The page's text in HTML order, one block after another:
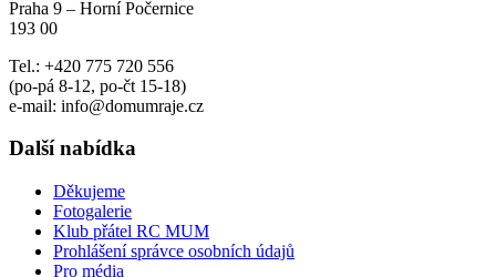
Praha 9 – Horní Počernice
193 00
Tel.: +420 775 720 556
(po-pá 8-12, po-čt 15-18)
e-mail: info@domumraje.cz
Další nabídka
Děkujeme
Fotogalerie
Klub přátel RC MUM
Prohlášení správce osobních údajů
Pro média